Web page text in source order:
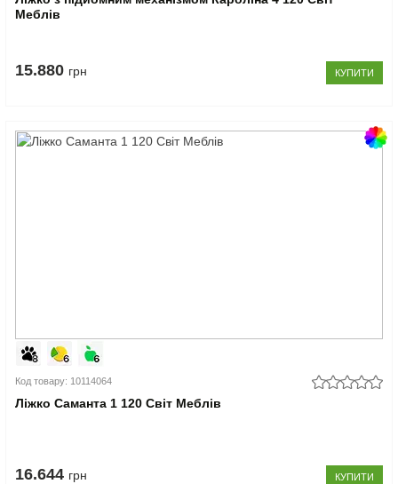
Меблів
15.880 грн КУПИТИ
Код товару: 10114064
Ліжко Саманта 1 120 Світ Меблів
16.644 грн КУПИТИ